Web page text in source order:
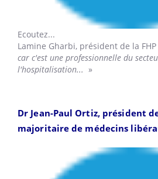
Ecoutez...
Lamine Gharbi, président de la FHP
car c'est une professionnelle du
l'hospitalisation... »
Dr Jean-Paul Ortiz, président
majoritaire de médecins